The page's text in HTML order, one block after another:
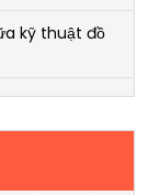
kỹ thuật đồ